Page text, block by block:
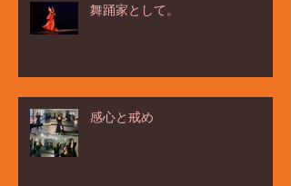
舞踊家として。
感心と戒め